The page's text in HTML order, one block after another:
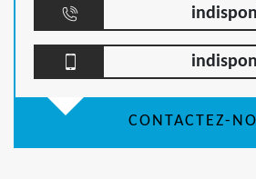
CONTACTEZ-